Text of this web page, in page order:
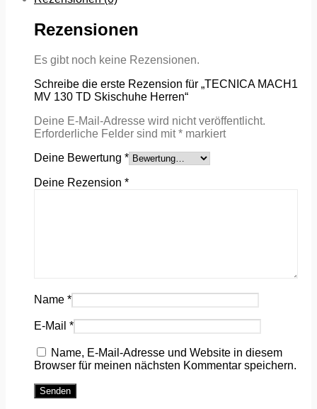
Rezensionen
Es gibt noch keine Rezensionen.
Schreibe die erste Rezension für „TECNICA MACH1
MV 130 TD Skischuhe Herren“
Deine E-Mail-Adresse wird nicht veröffentlicht.
Erforderliche Felder sind mit* markiert
Deine Bewertung *
Deine Rezension *
Name *
E-Mail *
Name, E-Mail-Adresse und Website in diesem
Browser für meinen nächsten Kommentar speichern.